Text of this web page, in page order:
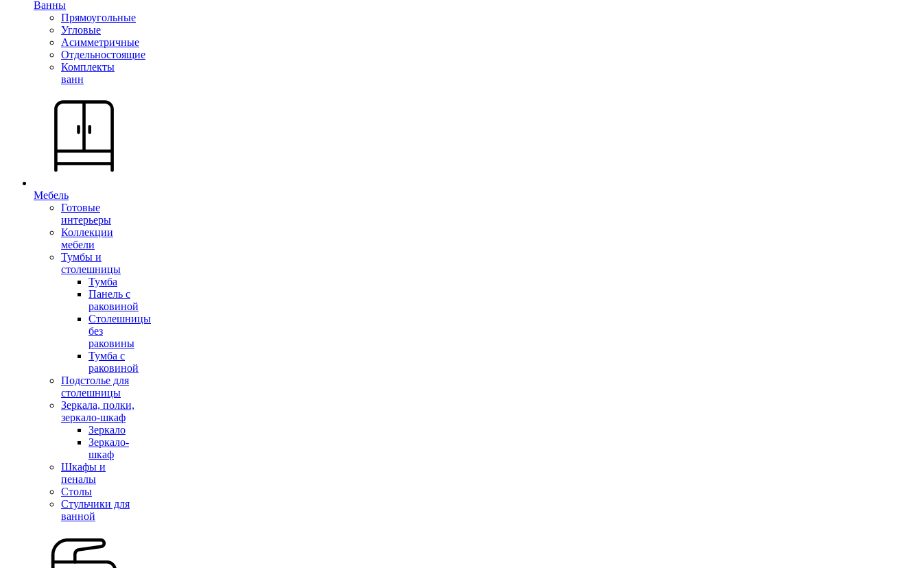
Ванны
Прямоугольные
Угловые
Асимметричные
Отдельностоящие
Комплекты
ванн
Мебель
Готовые
интерьеры
Коллекции
мебели
Тумбы и
столешницы
Тумба
Панель с
раковиной
Столешницы
без
раковины
Тумба с
раковиной
Подстолье для
столешницы
Зеркала, полки,
зеркало-шкаф
Зеркало
Зеркало-
шкаф
Шкафы и
пеналы
Столы
Стульчики для
ванной